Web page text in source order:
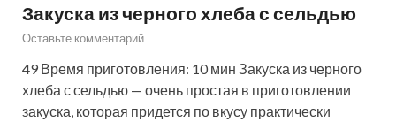
Закуска из черного хлеба с сельдью
Оставьте комментарий
49 Время приготовления: 10 мин Закуска из черного
хлеба с сельдью — очень простая в приготовлении
закуска, которая придется по вкусу практически